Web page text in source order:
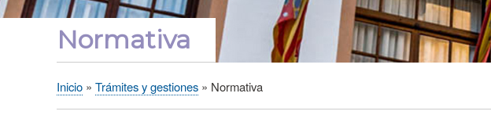
Normativa
Sobrescribir
Inicio Trámites y gestiones Normativa